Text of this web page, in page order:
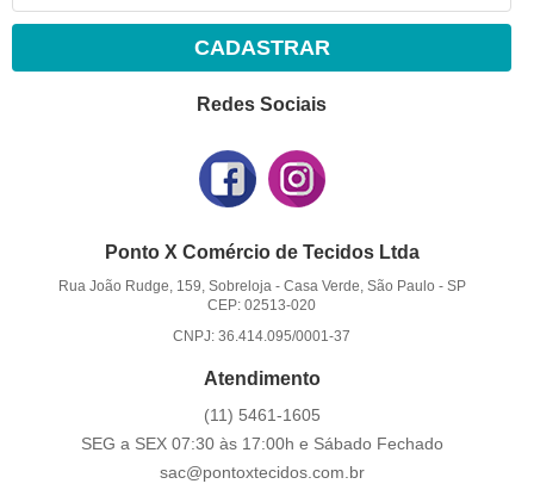
CADASTRAR
Redes Sociais
Ponto X Comércio de Tecidos Ltda
Rua João Rudge, 159, Sobreloja- Casa Verde, São Paulo - SP
CEP: 02513-020
CNPJ: 36.414.095/0001-37
Atendimento
(11) 5461-1605
SEG a SEX 07:30 às 17:00h e Sábado Fechado
sac@pontoxtecidos.com.br